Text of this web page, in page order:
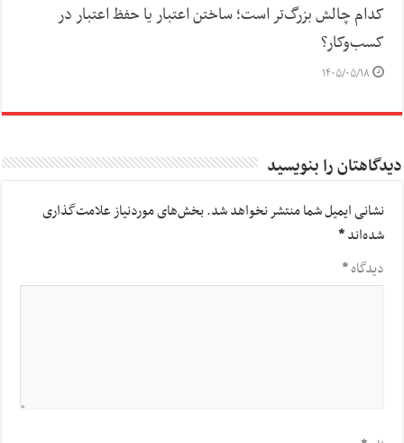
کدام چالش بزرگ‌تر است؛ ساختن اعتبار یا حفظ اعتبار در
کسب‌وکار؟
۱۴۰۵/۰۵/۱۸
دیدگاهتان را بنویسید
نشانی ایمیل شما منتشر نخواهد شد.بخش‌های موردنیاز علامت‌گذاری
شده‌اند*
دیدگاه*